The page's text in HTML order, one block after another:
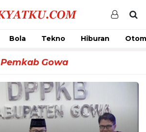
Bola Tekno Hiburan
Pemkab Gowa